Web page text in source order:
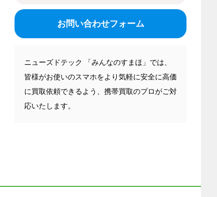
お問い合わせフォーム
ニューズドテック 「みんなのすまほ」では、
皆様がお使いのスマホをより気軽に安全に高価
に買取依頼できるよう、携帯買取のプロがご対
応いたします。